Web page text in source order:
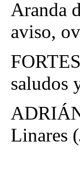
Aranda
aviso,
saludos
Linares